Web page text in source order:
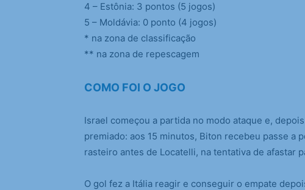
4 – Estônia: 3 pontos (5 jogos)
5 – Moldávia: 0 ponto (4 jogos)
* na zona de classificação
** na zona de repescagem
COMO FOI O JOGO
Israel começou a partida no modo ataque e,
premiado: aos 15 minutos, Biton recebeu passe a
rasteiro antes de Locatelli, na tentativa de afastar
O gol fez a Itália reagir e conseguir o empate